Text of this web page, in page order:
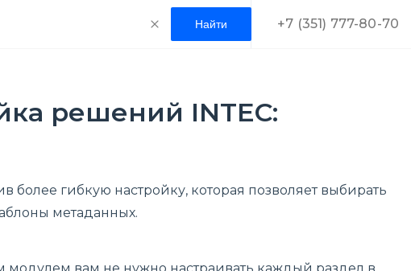
+7 (351) 777-80-70
решений INTEC:
гибкую настройку, которая позволяет выбирать
метаданных.